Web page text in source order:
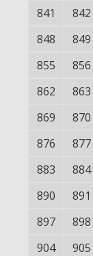
841 842
848
849
855
856
862
863
869
870
876
877
883
884
890
891
897
898
904
905